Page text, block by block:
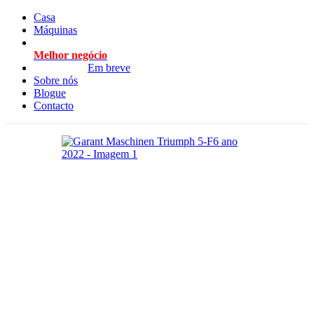
Casa
Máquinas
Melhor negócio
Em breve
Sobre nós
Blogue
Contacto